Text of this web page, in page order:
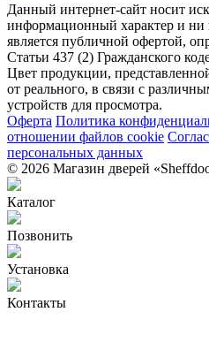
Данный интернет-сайт носит
информационный характер и ни
является публичной офертой,
Статьи 437 (2) Гражданского
Цвет продукции,
от реального, в связи с
устройств для просмотра.
Оферта Политика
отношении файлов cookie
персональных данных
© 2026 Магазин дверей
Каталог
Позвонить
Установка
Контакты